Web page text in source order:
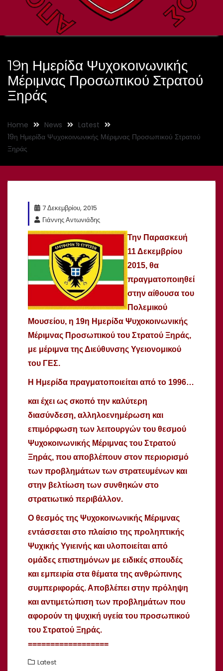
19η Ημερίδα Ψυχοκοινωνικής
Μέριμνας Προσωπικού Στρατού
Ξηράς
Home News
Latest
19η Ημερίδα Ψυχοκοινωνικής Μέριμνας Προσωπικού Στρατού
Ξηράς
7 Δεκεμβρίου, 2015
Γιάννης Αντωνιάδης
Την Παρασκευή
11 Δεκεμβρίου
2015, θα
πραγματοποιηθεί
στην αίθουσα του
Πολεμικού
Μουσείου, η 19η Ημερίδα Ψυχοκοινωνικής
Μέριμνας Προσωπικού του Στρατού Ξηράς,
με μέριμνα της Διεύθυνσης Υγειονομικού
του ΓΕΣ.
Η Ημερίδα πραγματοποιείται από το 1996…
και έχει ως σκοπό την καλύτερη
διασύνδεση, αλληλοενημέρωση και
επιμόρφωση των λειτουργών του θεσμού
Ψυχοκοινωνικής Μέριμνας του Στρατού
Ξηράς, που αποβλέπουν στον περιορισμό
των προβλημάτων των στρατευμένων και
στην βελτίωση των συνθηκών στο
στρατιωτικό περιβάλλον.
Ο θεσμός της Ψυχοκοινωνικής Μέριμνας
εντάσσεται στο πλαίσιο της προληπτικής
Ψυχικής Υγιεινής και υλοποιείται από
ομάδες επιστημόνων με ειδικές σπουδές
και εμπειρία στα θέματα της ανθρώπινης
συμπεριφοράς. Αποβλέπει στην πρόληψη
και αντιμετώπιση των προβλημάτων που
αφορούν τη ψυχική υγεία του προσωπικού
του Στρατού Ξηράς.
==================
Latest